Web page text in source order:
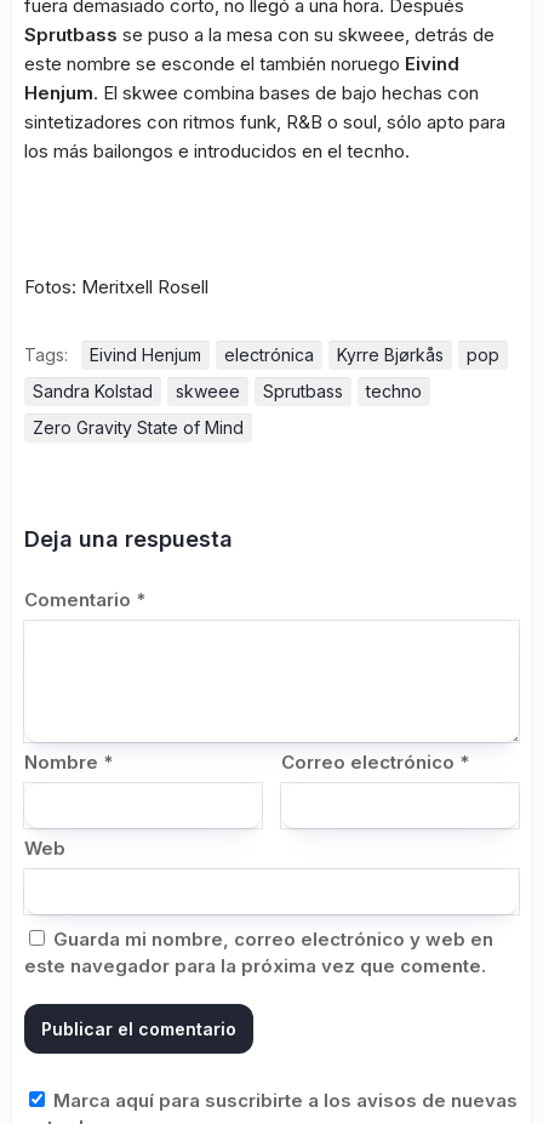
fuera demasiado corto, no llegó a una hora. Después
Sprutbass se puso a la mesa con su skweee, detrás de
este nombre se esconde el también noruego Eivind
Henjum. El skwee combina bases de bajo hechas con
sintetizadores con ritmos funk, R&B o soul, sólo apto para
los más bailongos e introducidos en el tecnho.
Fotos: Meritxell Rosell
Tags: Eivind Henjum electrónica Kyrre Bjørkås
pop
Sandra Kolstad
skweee Sprutbass
techno
Zero Gravity State of Mind
Deja una respuesta
Comentario *
Nombre * Correo electrónico *
Web
Guarda mi nombre, correo electrónico y web en
este navegador para la próxima vez que comente.
Marca aquí para suscribirte a los avisos de nuevas